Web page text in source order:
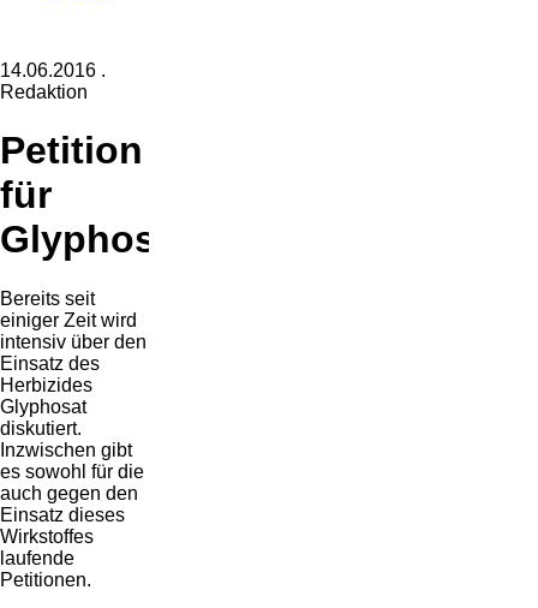
14.06.2016 .
Redaktion
Petition
für
Glyphosat
Bereits seit
einiger Zeit wird
intensiv über den
Einsatz des
Herbizides
Glyphosat
diskutiert.
Inzwischen gibt
es sowohl für die
auch gegen den
Einsatz dieses
Wirkstoffes
laufende
Petitionen.